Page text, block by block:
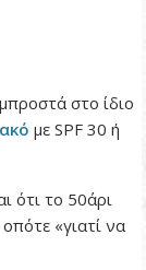
στο ίδιο
με SPF 30 ή
ότι το 50άρι
«γιατί να